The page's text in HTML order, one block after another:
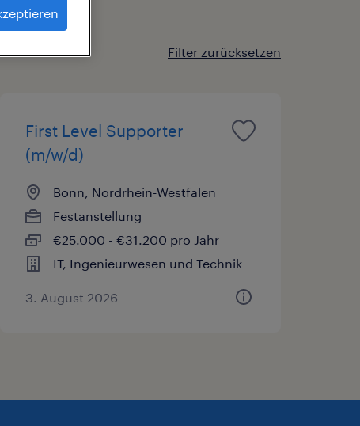
Filter zurücksetzen
First Level Supporter
(m/w/d)
Bonn, Nordrhein-Westfalen
Festanstellung
€25.000 - €31.200 pro Jahr
IT, Ingenieurwesen und Technik
3. August 2026